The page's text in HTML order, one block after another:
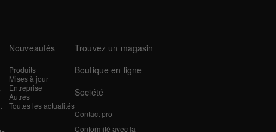
Nouveautés
Produits
Mises à jour
Entreprise
Autres
Toutes les actualités
Trouvez un magasin
Boutique en ligne
Société
Contact pro
Conformité avec la